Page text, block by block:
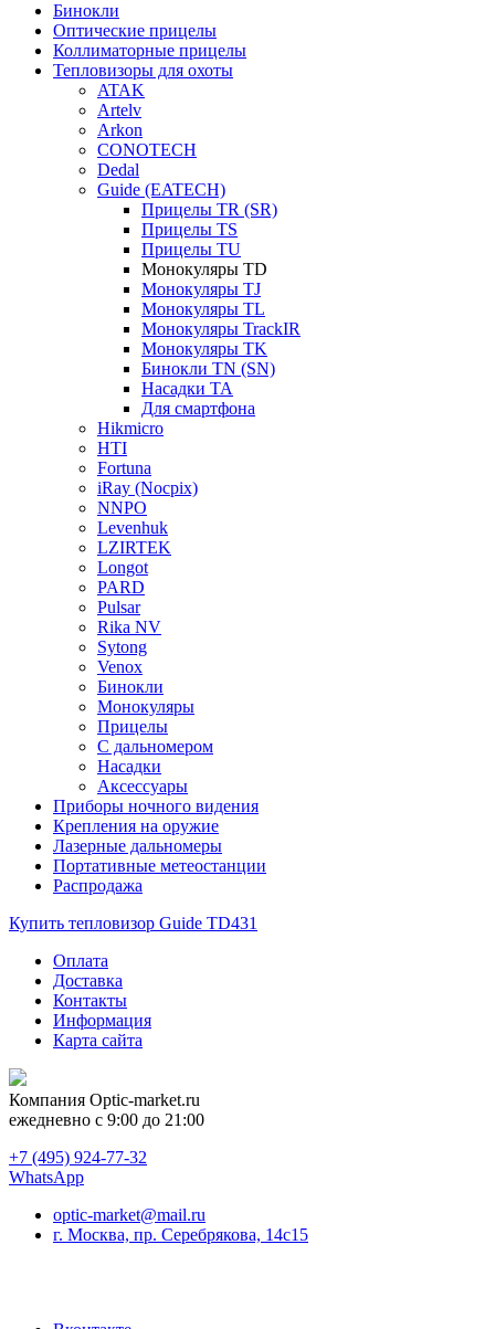
Бинокли
Оптические прицелы
Коллиматорные прицелы
Тепловизоры для охоты
ATAK
Artelv
Arkon
CONOTECH
Dedal
Guide (EATECH)
Прицелы TR (SR)
Прицелы TS
Прицелы TU
Монокуляры TD
Монокуляры TJ
Монокуляры TL
Монокуляры TrackIR
Монокуляры TK
Бинокли TN (SN)
Насадки TA
Для смартфона
Hikmicro
HTI
Fortuna
iRay (Nocpix)
NNPO
Levenhuk
LZIRTEK
Longot
PARD
Pulsar
Rika NV
Sytong
Venox
Бинокли
Монокуляры
Прицелы
С дальномером
Насадки
Аксессуары
Приборы ночного видения
Крепления на оружие
Лазерные дальномеры
Портативные метеостанции
Распродажа
Купить тепловизор Guide TD431
Оплата
Доставка
Контакты
Информация
Карта сайта
Компания Optic-market.ru
ежедневно с 9:00 до 21:00
+7 (495) 924-77-32
WhatsApp
optic-market@mail.ru
г. Москва, пр. Серебрякова, 14с15